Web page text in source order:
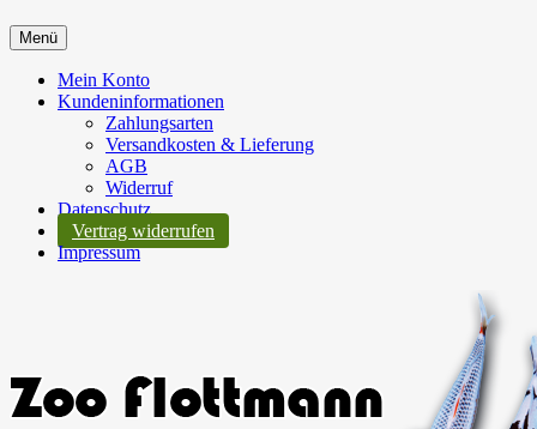
Menü
Mein Konto
Kundeninformationen
Zahlungsarten
Versandkosten & Lieferung
AGB
Widerruf
Datenschutz
Vertrag widerrufen
Impressum